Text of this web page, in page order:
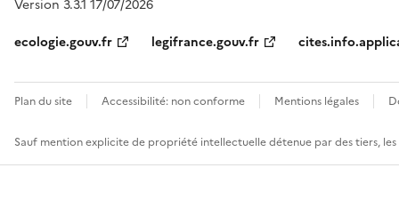
Version 3.3.1 17/07/2026
ecologie.gouv.fr
legifrance.gouv.fr
Plan du site Accessibilité: non conforme Mentions légales
Sauf mention explicite de propriété intellectuelle détenue par des tiers,